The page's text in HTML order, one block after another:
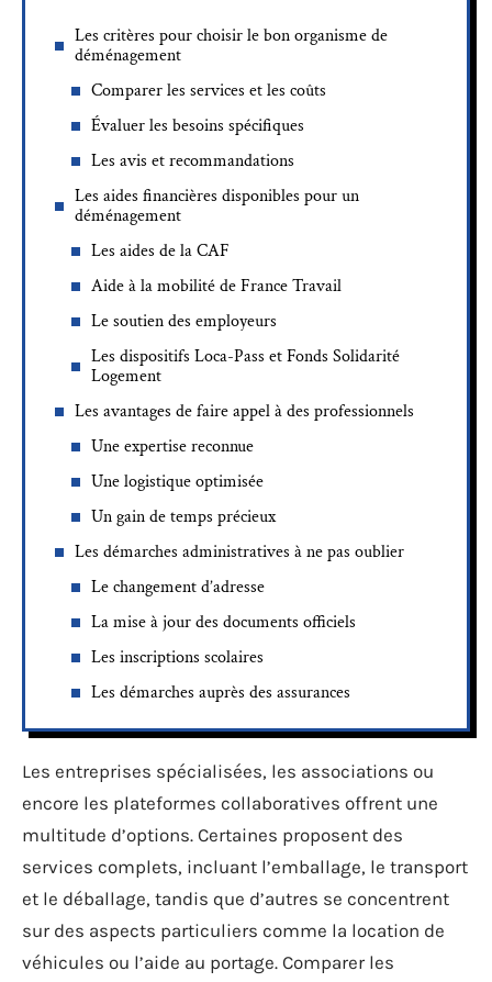
Les critères pour choisir le bon organisme de
déménagement
Comparer les services et les coûts
Évaluer les besoins spécifiques
Les avis et recommandations
Les aides financières disponibles pour un
déménagement
Les aides de la CAF
Aide à la mobilité de France Travail
Le soutien des employeurs
Les dispositifs Loca-Pass et Fonds Solidarité
Logement
Les avantages de faire appel à des professionnels
Une expertise reconnue
Une logistique optimisée
Un gain de temps précieux
Les démarches administratives à ne pas oublier
Le changement d’adresse
La mise à jour des documents officiels
Les inscriptions scolaires
Les démarches auprès des assurances
Les entreprises spécialisées, les associations ou
encore les plateformes collaboratives offrent une
multitude d’options. Certaines proposent des
services complets, incluant l’emballage, le transport
et le déballage, tandis que d’autres se concentrent
sur des aspects particuliers comme la location de
véhicules ou l’aide au portage. Comparer les